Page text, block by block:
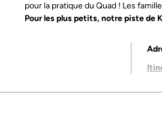
pour la pratique du Quad ! Les
Pour les plus petits, notre piste de
18h